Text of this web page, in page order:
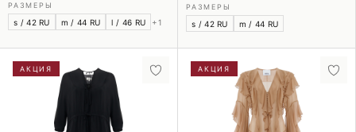
РАЗМЕРЫ
s / 42 RU m / 44 RU l / 46 RU +1
РАЗМЕРЫ
s / 42 RU m / 44 RU
АКЦИЯ АКЦИЯ